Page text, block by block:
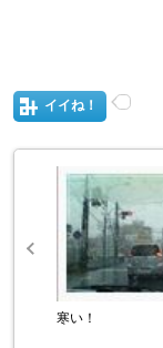
イイね！
寒い！